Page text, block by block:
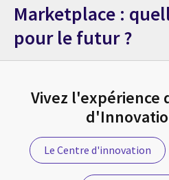
Marketplace :
pour le futur ?
Vivez l'expérience
Le Centre d'innovation